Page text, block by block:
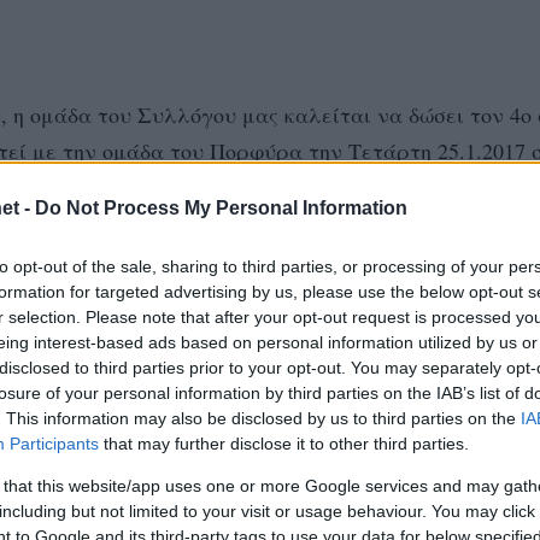
- Do Not Process My Personal Information
opt-out of the sale, sharing to third parties, or processing of your
for targeted advertising by us, please use the below opt-out
selection. Please note that after your opt-out request is processed
interest-based ads based on personal information utilized by us
to third parties prior to your opt-out. You may separately
of your personal information by third parties on the IAB’s list of
This information may also be disclosed by us to third parties on the
Participants that may further disclose it to other third parties.
that this website/app uses one or more Google services and may
but not limited to your visit or usage behaviour. You may
to Google and its third-party tags to use your data for below
ομάδα του Συλλόγου μας καλείται να δώσει τον 4ο
με την ομάδα του Πορφύρα την Τετάρτη 25.1.2017
η ώρα αυτή είναι εξουθενωτική για Ομάδα μας
για αγώνα Κυπέλλου, μας απαντήθηκε
και πως μόνο αυτή που μας προτείνεται είναι
εργάσιμη μέρα, την Τρίτη 24.1.2017 στις 19.30.
ΕΟΠΕ από τις ευθύνες για τους προηγούμενες